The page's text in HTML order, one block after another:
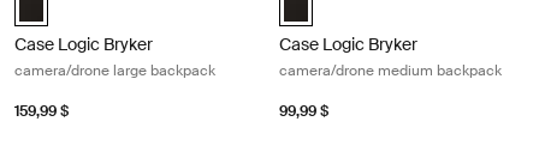
Case Logic Bryker
camera/drone large backpack
159,99 $
Case Logic Bryker
camera/drone medium backpack
99,99 $